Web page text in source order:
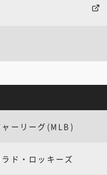
ャーリーグ(MLB)
ラド・ロッキーズ